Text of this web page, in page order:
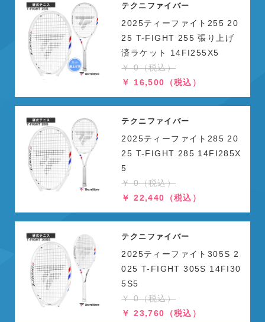
テクニファイバー
2025ティーファイト255 20
25 T-FIGHT 255 張り上げ
済ラケット 14FI255X5
￥ 0（税込）
￥ 16,500（税込）
テクニファイバー
2025ティーファイト285 20
25 T-FIGHT 285 14FI285X
5
￥ 0（税込）
￥ 22,440（税込）
テクニファイバー
2025ティーファイト305S 2
025 T-FIGHT 305S 14FI30
5S5
￥ 0（税込）
￥ 23,760（税込）